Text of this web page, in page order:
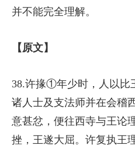
并不能完全理解。
【原文】
38.许掾①年少时，人以
诸人士及支法师并在会稽
意甚忿，便往西寺与王论
挫，王遂大屈。许复执王